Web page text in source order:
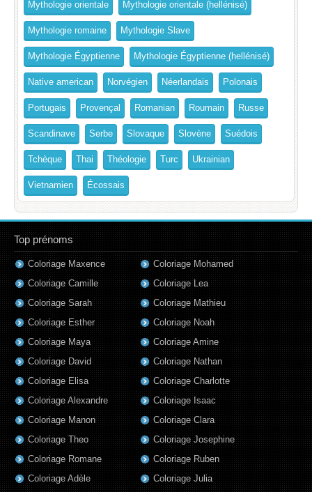
Mythologie orientale Mythologie orientale (hellénisé)
Mythologie romaine Mythologie Slave
Mythologie Égyptienne Mythologie Égyptienne (hellénisé)
Native american Norvégien Néerlandais Polonais
Portugais Provençal Romanian Roumain Russe
Scandinave Serbe Slovaque Slovène Suédois
Tchèque Thai Théologie Turc Ukrainian
Vietnamien Écossais
Top prénoms
Coloriage Maxence
Coloriage Camille
Coloriage Sarah
Coloriage Esther
Coloriage Maya
Coloriage David
Coloriage Elisa
Coloriage Alexandre
Coloriage Manon
Coloriage Theo
Coloriage Romane
Coloriage Adèle
Coloriage Mohamed
Coloriage Lea
Coloriage Mathieu
Coloriage Noah
Coloriage Amine
Coloriage Nathan
Coloriage Charlotte
Coloriage Isaac
Coloriage Clara
Coloriage Josephine
Coloriage Ruben
Coloriage Julia